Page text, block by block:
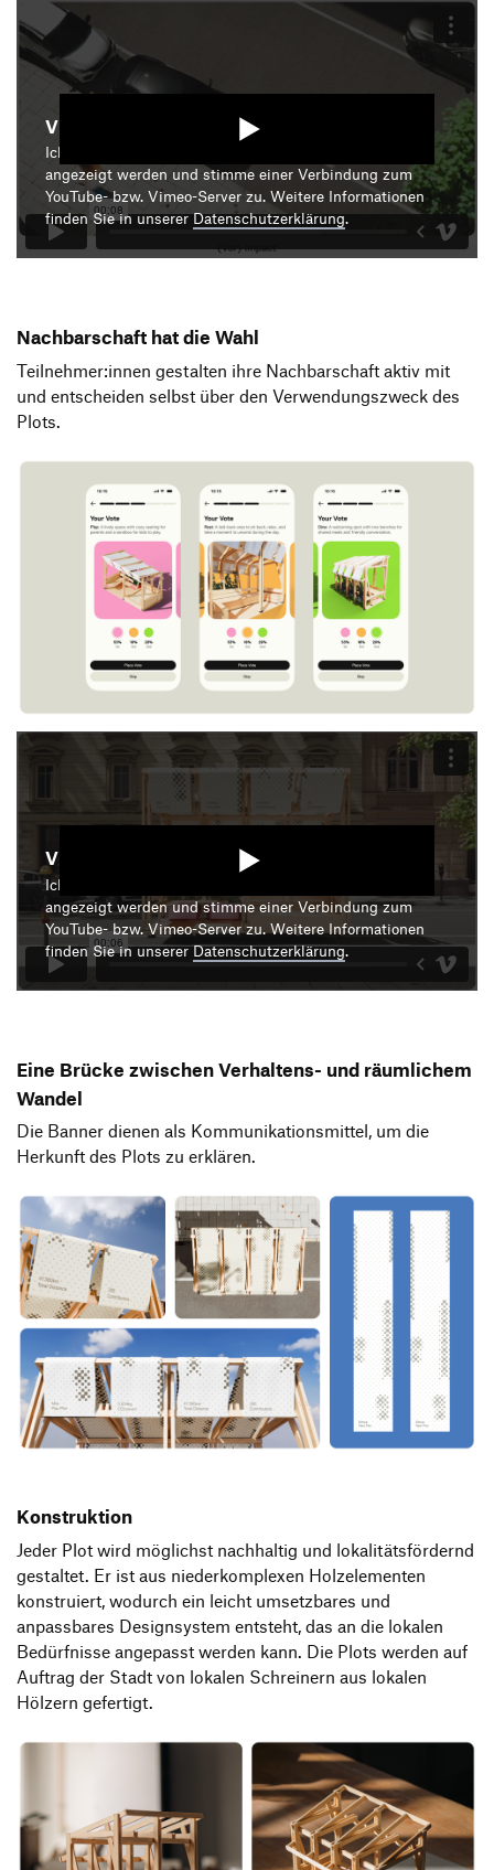
Video starten
Ich bin damit einverstanden, dass mir die Medieninhalte
angezeigt werden und stimme einer Verbindung zum
YouTube- bzw. Vimeo-Server zu. Weitere Informationen
finden Sie in unsererDatenschutzerklärung.
Nachbarschaft hat die Wahl
Teilnehmer:innen gestalten ihre Nachbarschaft aktiv mit
und entscheiden selbst über den Verwendungszweck des
Plots.
Video starten
Ich bin damit einverstanden, dass mir die Medieninhalte
angezeigt werden und stimme einer Verbindung zum
YouTube- bzw. Vimeo-Server zu. Weitere Informationen
finden Sie in unsererDatenschutzerklärung.
Eine Brücke zwischen Verhaltens- und räumlichem
Wandel
Die Banner dienen als Kommunikationsmittel, um die
Herkunft des Plots zu erklären.
Konstruktion
Jeder Plot wird möglichst nachhaltig und lokalitätsfördernd
gestaltet. Er ist aus niederkomplexen Holzelementen
konstruiert, wodurch ein leicht umsetzbares und
anpassbares Designsystem entsteht, das an die lokalen
Bedürfnisse angepasst werden kann. Die Plots werden auf
Auftrag der Stadt von lokalen Schreinern aus lokalen
Hölzern gefertigt.